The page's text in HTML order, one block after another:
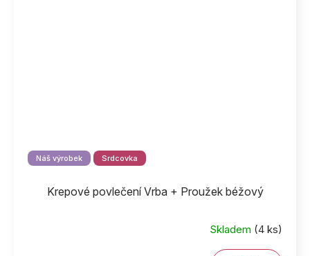
Náš výrobek Srdcovka
Krepové povlečení Vrba + Proužek béžový
Skladem (4 ks)